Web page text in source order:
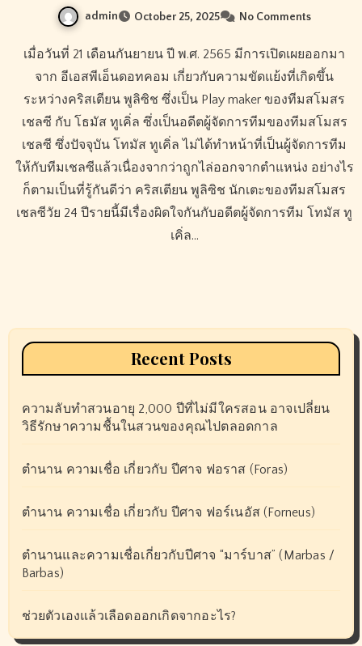
admin October 25, 2025 No Comments
เมื่อวันที่ 21 เดือนกันยายน ปี พ.ศ. 2565 มีการเปิดเผยออกมา
จาก อีเอสพีเอ็นดอทคอม เกี่ยวกับความขัดแย้งที่เกิดขึ้น
ระหว่างคริสเตียน พูลิซิช ซึ่งเป็น Play maker ของทีมสโมสร
เชลซี กับ โธมัส ทูเคิ่ล ซึ่งเป็นอดีตผู้จัดการทีมของทีมสโมสร
เชลซี ซึ่งปัจจุบัน โทมัส ทูเคิ่ล ไม่ได้ทำหน้าที่เป็นผู้จัดการทีม
ให้กับทีมเชลซีแล้วเนื่องจากว่าถูกไล่ออกจากตำแหน่ง อย่างไร
ก็ตามเป็นที่รู้กันดีว่า คริสเตียน พูลิซิช นักเตะของทีมสโมสร
เชลซีวัย 24 ปีรายนี้มีเรื่องผิดใจกันกับอดีตผู้จัดการทีม โทมัส ทู
เคิ่ล…
Recent Posts
ความลับทำสวนอายุ 2,000 ปีที่ไม่มีใครสอน อาจเปลี่ยน
วิธีรักษาความชื้นในสวนของคุณไปตลอดกาล
ตำนาน ความเชื่อ เกี่ยวกับ ปีศาจ ฟอราส (Foras)
ตำนาน ความเชื่อ เกี่ยวกับ ปีศาจ ฟอร์เนอัส (Forneus)
ตำนานและความเชื่อเกี่ยวกับปีศาจ “มาร์บาส” (Marbas /
Barbas)
ช่วยตัวเองแล้วเลือดออกเกิดจากอะไร?